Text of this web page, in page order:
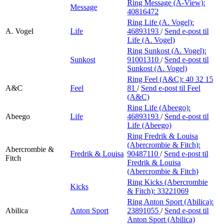
Message
Ring Message (A-View):
40816472
A. Vogel Life
Ring Life (A. Vogel):
46893193 / Send e-post til
Life (A. Vogel)
Sunkost
Ring Sunkost (A. Vogel):
91001310 / Send e-post til
Sunkost (A. Vogel)
A&C Feel
Ring Feel (A&C): 40 32 15
81 / Send e-post til Feel
(A&C)
Abeego Life
Ring Life (Abeego):
46893193 / Send e-post til
Life (Abeego)
Abercrombie &
Fitch
Fredrik & Louisa
Ring Fredrik & Louisa
(Abercrombie & Fitch):
90487110 / Send e-post til
Fredrik & Louisa
(Abercrombie & Fitch)
Kicks
Ring Kicks (Abercrombie
& Fitch): 33221069
Abilica Anton Sport
Ring Anton Sport (Abilica):
23891055 / Send e-post til
Anton Sport (Abilica)